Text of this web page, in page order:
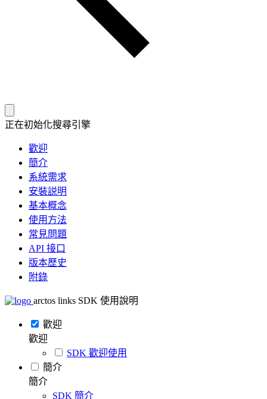
正在初始化搜尋引擎
歡迎
簡介
系統需求
安裝説明
基本概念
使用方法
常見問題
API 接口
版本歷史
附錄
arctos links SDK 使用說明
歡迎
歡迎
SDK 歡迎使用
簡介
簡介
SDK 簡介